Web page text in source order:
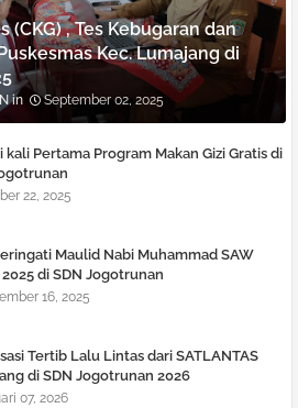
(CKG) , Tes Kebugaran dan
Kec. Lumajang di
September 02, 2025
kali Pertama Program Makan Gizi Gratis di
22, 2025
Maulid Nabi Muhammad SAW
di SDN Jogotrunan
16, 2025
Tertib Lalu Lintas dari SATLANTAS
di SDN Jogotrunan 2026
07, 2026